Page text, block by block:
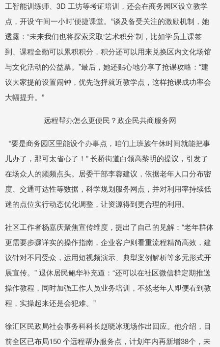
工智能训练师、3D 工坊等考证培训，还会在商务园区设立教学
点，开设‘午间一小时’便捷课堂。”谈及备受关注的激励机制，她
透露：“未来我们也将探索采取‘艺术积分’制，比如学员上课签
到、课程全勤可以累积积分，积分还可以用来兑换区内文化场馆
与文化活动的公益票。”最后，她还贴心地分享了抢课攻略：“建
议大家提前设置闹钟，优先选择就近教学点，这样抢课成功率会
大幅提升。”
远程帮办怎么更便民？政企民共商服务网
“要是商务园区里能设个办事点，咱们上班族午休时间就能把事
儿办了，那可太省心了！” 长桥街道白领高黎明的提议，引发了
在场众人的频频点头。居委干部李蓉建议，依据老年人口分布密
度、交通可达性等数据，科学规划服务网点，并对利用率持续低
迷的点位实行动态优化调整，让资源得到更合理的利用。
社区工作者杨嘉庆聚焦宣传维度，提出了自己的见解：“老年群体
更需要步骤详实的操作指南，企业客户则看重流程精简高效，建
议针对不同受众，运用短视频演示、典型案例解析等多元形式开
展宣传。” 退休居民鲍华补充道：“还可以在社区微信群定期推送
操作教程，同时加强工作人员业务培训，不然老年人即便看到教
程，实操起来还是会犯难。”
徐汇区民政局社会事务科科长赵晓冰现场作出回应。他介绍，目
前全区已布局150 个远程帮办服务点，计划年内再新增38个，未